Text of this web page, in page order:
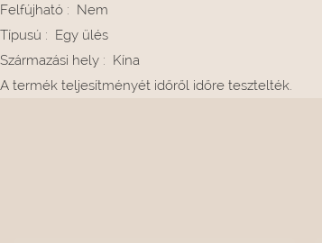
Felfújható : Nem
Típusú : Egy ülés
Származási hely : Kína
A termék teljesítményét időről időre tesztelték.